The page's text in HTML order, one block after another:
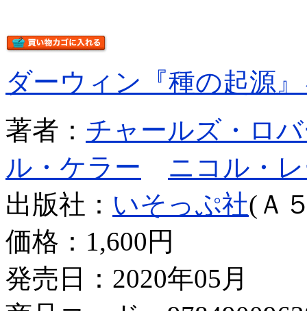
ダーウィン『種の起源
著者： チャールズ・ロ
ル・ケラー
ニコル・
出版社： いそっぷ社(Ａ
価格： 1,600円
発売日：2020年05月